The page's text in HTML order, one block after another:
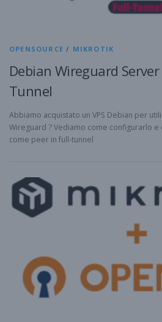
OPENSOURCE / MIKROTIK
Debian Wireguard
Tunnel
Abbiamo acquistato un VPS Debian per
Wireguard ? Vediamo come configurarlo
come peer in full-tunnel